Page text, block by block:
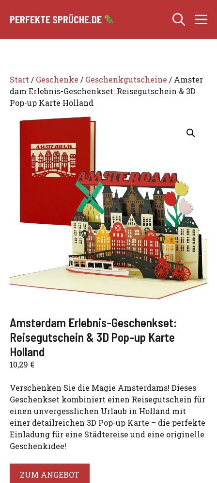
Inhalt
PERFEKTE SPRÜCHE.DE
Start / Geschenke / Geschenkgutscheine / Amster
dam Erlebnis-Geschenkset: Reisegutschein & 3D
Pop-up Karte Holland
Amsterdam Erlebnis-Geschenkset:
Reisegutschein & 3D Pop-up Karte
Holland
10,29 €
Verschenken Sie die Magie Amsterdams! Dieses
Geschenkset kombiniert einen Reisegutschein für
einen unvergesslichen Urlaub in Holland mit
einer detailreichen 3D Pop-up Karte – die perfekte
Einladung für eine Städtereise und eine originelle
Geschenkidee!
ZUM ANGEBOT